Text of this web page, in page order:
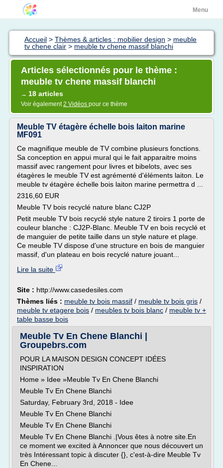
Menu
Accueil > Thèmes & articles : mobilier design > meuble
tv chene clair > meuble tv chene massif blanchi
Articles sélectionnés pour le thème :
meuble tv chene massif blanchi
→ 18 articles
Voir également2 Vidéos pour ce thème
Meuble TV étagère échelle bois laiton marine
MF091
Ce magnifique meuble de TV combine plusieurs fonctions.
Sa conception en appui mural qui le fait apparaitre moins
massif avec rangement pour livres et bibelots, avec ses
étagères le meuble TV est agrémenté d'éléments laiton. Le
meuble tv étagère échelle bois laiton marine permettra d ...
2316,60 EUR
Meuble TV bois recyclé nature blanc CJ2P
Petit meuble TV bois recyclé style nature 2 tiroirs 1 porte de
couleur blanche : CJ2P-Blanc. Meuble TV en bois recyclé et
de manguier de petite taille dans un style nature et plage.
Ce meuble TV dispose d'une structure en bois de manguier
massif, d'un plateau en bois recyclé nature jouant...
Lire la suite
Site : http://www.casedesiles.com
Thèmes liés : meuble tv bois massif / meuble tv bois gris /
meuble tv etagere bois / meubles tv bois blanc / meuble tv +
table basse bois
Meuble Tv En Chene Blanchi |
Groupebrs.com
POUR LA MAISON DESIGN CONCEPT IDÉES
INSPIRATION
Home » Idee »Meuble Tv En Chene Blanchi
Meuble Tv En Chene Blanchi
Saturday, February 3rd, 2018 - Idee
Meuble Tv En Chene Blanchi
Meuble Tv En Chene Blanchi
Meuble Tv En Chene Blanchi .|Vous êtes à notre site.En
ce moment we excited à Annoncer que nous découvert un
très Intéressant topic à discuter {}, c'est-à-dire Meuble Tv
En Chene...